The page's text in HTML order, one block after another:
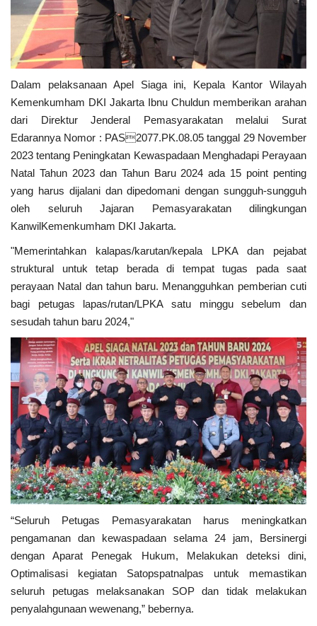
Dalam pelaksanaan Apel Siaga ini, Kepala Kantor Wilayah
Kemenkumham DKI Jakarta Ibnu Chuldun memberikan arahan
dari Direktur Jenderal Pemasyarakatan melalui Surat
Edarannya Nomor : PAS2077.PK.08.05 tanggal 29 November
2023 tentang Peningkatan Kewaspadaan Menghadapi Perayaan
Natal Tahun 2023 dan Tahun Baru 2024 ada 15 point penting
yang harus dijalani dan dipedomani dengan sungguh-sungguh
oleh seluruh Jajaran Pemasyarakatan dilingkungan
KanwilKemenkumham DKI Jakarta.
"Memerintahkan kalapas/karutan/kepala LPKA dan pejabat
struktural untuk tetap berada di tempat tugas pada saat
perayaan Natal dan tahun baru. Menangguhkan pemberian cuti
bagi petugas lapas/rutan/LPKA satu minggu sebelum dan
sesudah tahun baru 2024,"
“Seluruh Petugas Pemasyarakatan harus meningkatkan
pengamanan dan kewaspadaan selama 24 jam, Bersinergi
dengan Aparat Penegak Hukum, Melakukan deteksi dini,
Optimalisasi kegiatan Satopspatnalpas untuk memastikan
seluruh petugas melaksanakan SOP dan tidak melakukan
penyalahgunaan wewenang,” bebernya.